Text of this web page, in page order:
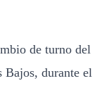
de turno del
Bajos, durante el